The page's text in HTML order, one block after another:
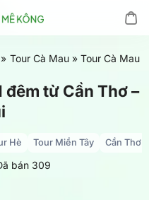
» Tour Cà Mau » Tour Cà Mau
đêm từ Cần Thơ –
Hè Tour Miền Tây Cần Thơ
bán 309